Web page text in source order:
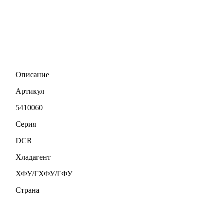
Описание
Артикул
5410060
Серия
DCR
Хладагент
ХФУ/ГХФУ/ГФУ
Страна